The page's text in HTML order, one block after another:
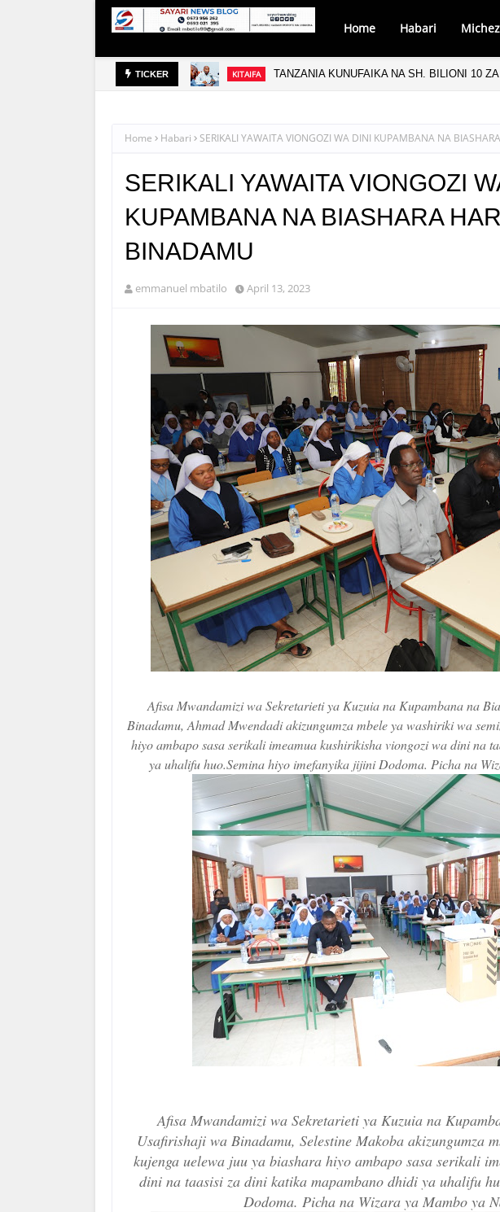
Home Habari
TICKER KITAIFA TANZANIA KUNUFAIKA NA SH. BILIONI 10
Home Habari SERIKALI YAWAITA VIONGOZI WA DINI KUPAMBANA NA
SERIKALI YAWAITA VIONGOZI
KUPAMBANA NA BIASHARA
BINADAMU
emmanuel mbatilo April 13, 2023
Afisa Mwandamizi wa Sekretarieti ya Kuzuia na Kupambana na
Binadamu, Ahmad Mwendadi akizungumza mbele ya washiriki wa
hiyo ambapo sasa serikali imeamua kushirikisha viongozi wa dini na
ya uhalifu huo.Semina hiyo imefanyika jijini Dodoma. Picha na
Afisa Mwandamizi wa Sekretarieti ya Kuzuia na
Usafirishaji wa Binadamu, Selestine Makoba akizungumza
kujenga uelewa juu ya biashara hiyo ambapo sasa serikali
dini na taasisi za dini katika mapambano dhidi ya uhalifu
Dodoma. Picha na Wizara ya Mambo ya